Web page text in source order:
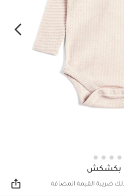
بكشكش
ضريبة القيمة المضافة